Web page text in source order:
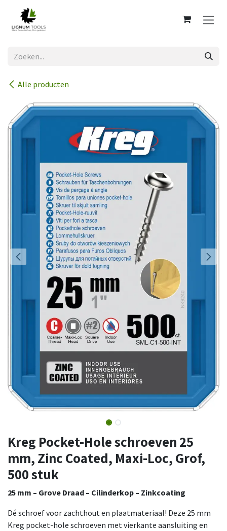
Overslaan naar inhoud
Alle producten
Kreg Pocket-Hole schroeven 25
mm, Zinc Coated, Maxi-Loc, Grof,
500 stuk
25 mm – Grove Draad – Cilinderkop – Zinkcoating
Dé schroef voor zachthout en plaatmateriaal! Deze 25 mm
Kreg pocket-hole schroeven met vierkante aansluiting en